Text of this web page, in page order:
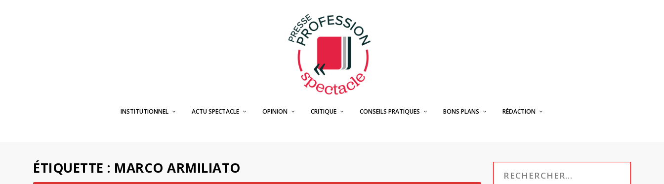
INSTITUTIONNEL ACTU SPECTACLE OPINION CRITIQUE CONSEILS PRATIQUES BONS PLANS RÉDACTION
ÉTIQUETTE : MARCO ARMILIATO